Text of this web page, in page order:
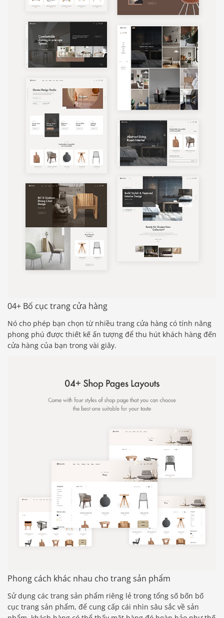
04+ Bố cục trang cửa hàng
Nó cho phép bạn chọn từ nhiều trang cửa hàng có tính năng
phong phú được thiết kế ấn tượng để thu hút khách hàng đến
cửa hàng của bạn trong vài giây.
Phong cách khác nhau cho trang sản phẩm
Sử dụng các trang sản phẩm riêng lẻ trong tổng số bốn bố
cục trang sản phẩm, để cung cấp cái nhìn sâu sắc về sản